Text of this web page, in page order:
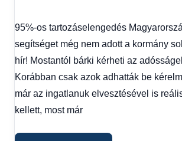
hírek
Gazdaság ,
Hírek,
Hírek
kézből,
95%-os tartozáselengedés
segítséget még nem adott a kormány
hír! Mostantól bárki kérheti az
Korábban csak azok adhatták be
már az ingatlanuk elvesztésével is
kellett, most már